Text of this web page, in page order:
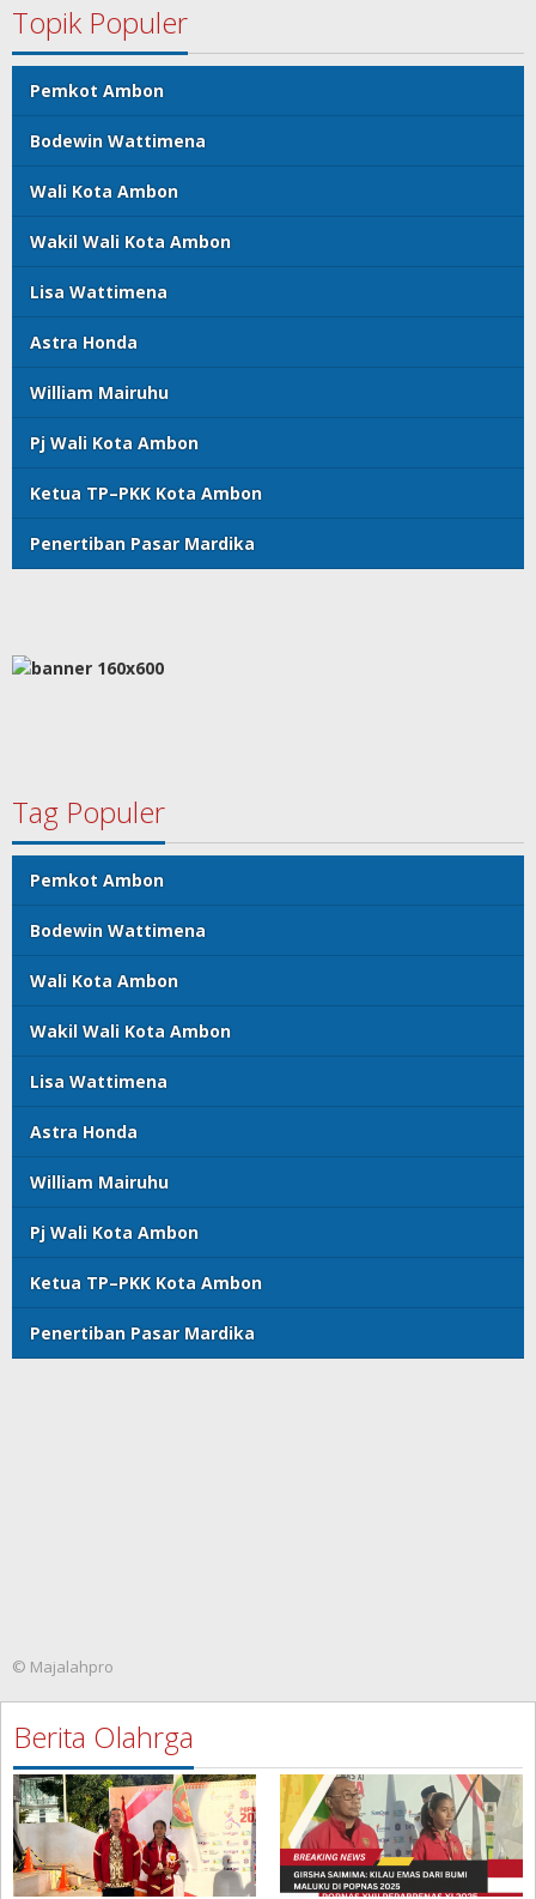
Topik Populer
Pemkot Ambon
Bodewin Wattimena
Wali Kota Ambon
Wakil Wali Kota Ambon
Lisa Wattimena
Astra Honda
William Mairuhu
Pj Wali Kota Ambon
Ketua TP–PKK Kota Ambon
Penertiban Pasar Mardika
Tag Populer
Pemkot Ambon
Bodewin Wattimena
Wali Kota Ambon
Wakil Wali Kota Ambon
Lisa Wattimena
Astra Honda
William Mairuhu
Pj Wali Kota Ambon
Ketua TP–PKK Kota Ambon
Penertiban Pasar Mardika
© Majalahpro
Berita Olahrga